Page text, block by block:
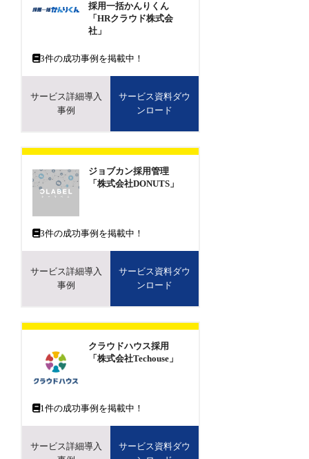
採用一括かんりくん
「HRクラウド株式会
社」
3件の成功事例を掲載中！
サービス詳細導入
事例
サービス資料ダウ
ンロード
ジョブカン採用管理
「株式会社DONUTS」
3件の成功事例を掲載中！
サービス詳細導入
事例
サービス資料ダウ
ンロード
クラウドハウス採用
「株式会社Techouse」
1 件の成功事例を掲載中！
サービス詳細導入
サービス資料ダウ